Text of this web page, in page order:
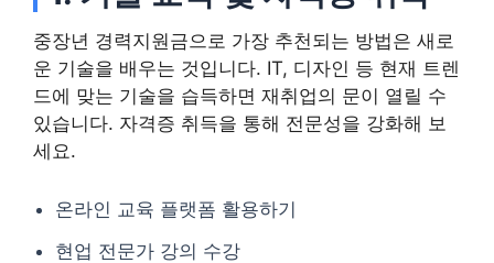
중장년 경력지원금으로 가장 추천되는 방법은 새로
운 기술을 배우는 것입니다. IT, 디자인 등 현재 트렌
드에 맞는 기술을 습득하면 재취업의 문이 열릴 수
있습니다. 자격증 취득을 통해 전문성을 강화해 보
세요.
온라인 교육 플랫폼 활용하기
현업 전문가 강의 수강